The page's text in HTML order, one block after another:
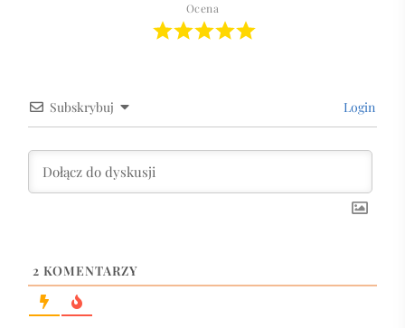
Ocena
Subskrybuj Login
2 KOMENTARZY